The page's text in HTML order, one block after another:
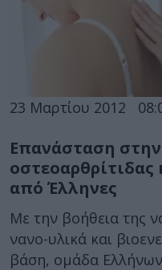
23 Μαρτίου 2012
Επανάσταση
από Έλληνες
Με την βοήθεια της
νανο-υλικά και
βάση, ομάδα